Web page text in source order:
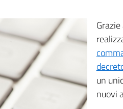
un
nuovi